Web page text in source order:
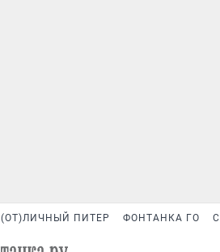
(ОТ)ЛИЧНЫЙ ПИТЕР ФОНТАНКА ГО